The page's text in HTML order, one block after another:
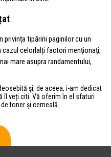
privința tipăririi paginilor cu un
cazul celorlalți factori menționați,
mare asupra randamentului,
și, de aceea, i-am dedicat
îl veți citi. Vă oferim în el sfaturi
toner și cerneală.